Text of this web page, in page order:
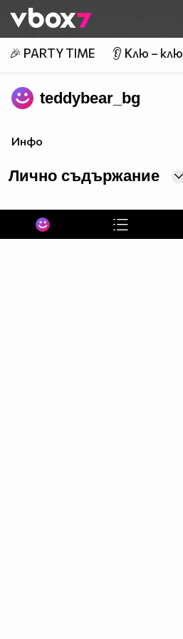
👾
🎉 PARTY TIME 👂 Клю – клю
teddybear_bg
Инфо
Лично съдържание